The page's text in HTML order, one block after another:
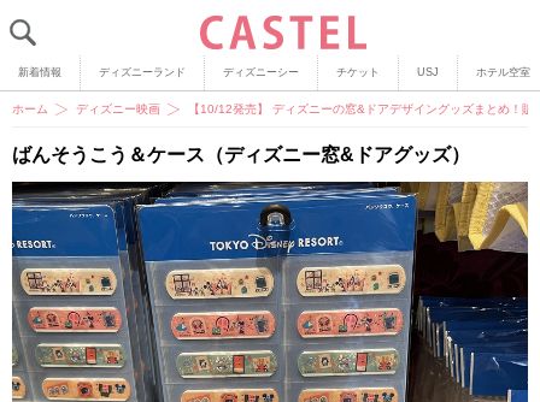
新着情報 ディズニーランド ディズニーシー チケット USJ ホテル空室
ホーム ディズニー映画 【10/12発売】 ディズニーの窓&ドアデザイングッズまとめ！
ばんそうこう＆ケース（ディズニー窓&ドアグッズ）